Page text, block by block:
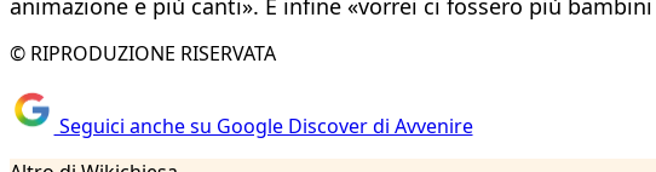
animazione e più canti». E infine «vorrei ci fossero più
© RIPRODUZIONE RISERVATA
Seguici anche su Google Discover di Avvenire